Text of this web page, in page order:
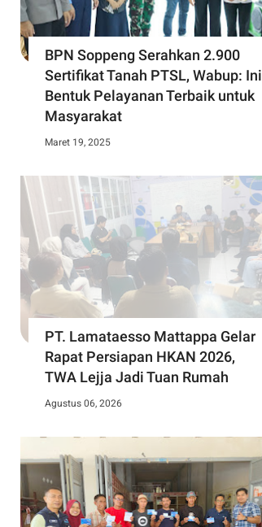
BPN Soppeng Serahkan 2.900
Sertifikat Tanah PTSL, Wabup: Ini
Bentuk Pelayanan Terbaik untuk
Masyarakat
Maret 19, 2025
PT. Lamataesso Mattappa Gelar
Rapat Persiapan HKAN 2026,
TWA Lejja Jadi Tuan Rumah
Agustus 06, 2026